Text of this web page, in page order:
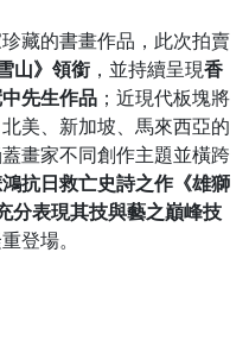
藏的書畫作品，此次拍賣
山》領銜 ，並持續呈現香
先生作品 ；近現代板塊將
美、新加坡、馬來西亞的
畫家不同創作主題並橫跨
抗日救亡史詩之作《雄獅
分表現其技與藝之巔峰技
登場。